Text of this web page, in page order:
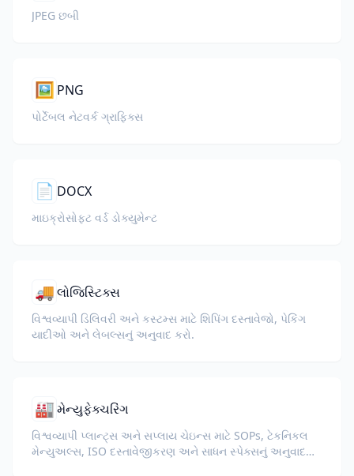
JPEG છબી
🖼️ PNG
પોર્ટેબલ નેટવર્ક ગ્રાફિક્સ
📄 DOCX
માઇક્રોસોફ્ટ વર્ડ ડોક્યુમેન્ટ
🚚લોજિસ્ટિક્સ
વિશ્વવ્યાપી ડિલિવરી અને કસ્ટમ્સ માટે શિપિંગ દસ્તાવેજો, પેકિંગ
યાદીઓ અને લેબલ્સનું અનુવાદ કરો.
🏭મેન્યુફેક્ચરિંગ
વિશ્વવ્યાપી પ્લાન્ટ્સ અને સપ્લાય ચેઇન્સ માટે SOPs, ટેકનિકલ
મેન્યુઅલ્સ, ISO દસ્તાવેજીકરણ અને સાધન સ્પેક્સનું અનુવાદ